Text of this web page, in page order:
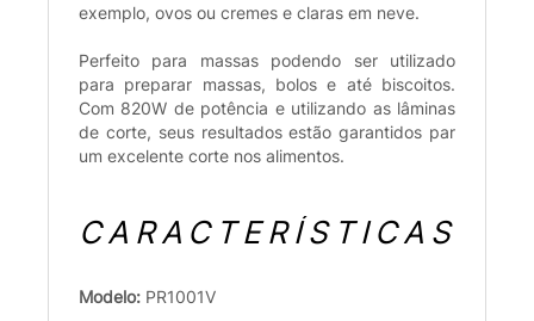
exemplo, ovos ou cremes e claras em neve.
Perfeito para massas podendo ser utilizado
para preparar massas, bolos e até biscoitos.
Com 820W de potência e utilizando as lâminas
de corte, seus resultados estão garantidos par
um excelente corte nos alimentos.
CARACTERÍSTICAS
Modelo: PR1001V